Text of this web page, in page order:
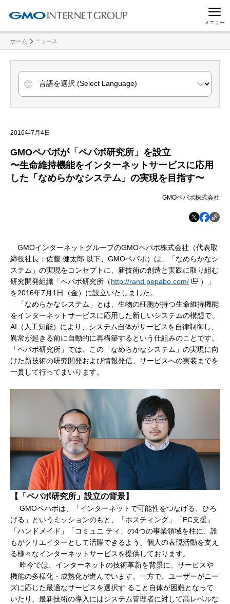
メニュー
ホーム ニュース
2016年7月4日
GMOペパボが「ペパボ研究所」を設立
〜生命維持機能をインターネットサービスに応用
した「なめらかなシステム」の実現を目指す〜
GMOペパボ株式会社
GMOインターネットグループのGMOペパボ株式会社（代表取
締役社長：佐藤 健太郎 以下、GMOペパボ）は、「なめらかなシ
ステム」の実現をコンセプトに、新技術の創造と実践に取り組む
研究開発組織「ペパボ研究所（http://rand.pepabo.com/
）」
を2016年7月1日（金）に設立いたしました。
「なめらかなシステム」とは、生物の細胞が持つ生命維持機能
をインターネットサービスに応用した新しいシステムの構想で、
AI（人工知能）により、システム自体がサービスを自律制御し、
異常が起きる前に自動的に再構築するという仕組みのことです。
「ペパボ研究所」では、この「なめらかなシステム」の実現に向
けた新技術の研究開発および情報発信、サービスへの実装までを
一貫して行ってまいります。
【「ペパボ研究所」設立の背景】
GMOペパボは、「インターネットで可能性をつなげる、ひろ
げる」というミッションのもと、「ホスティング」「EC支援」
「ハンドメイド」「コミュニ ティ」の4つの事業領域を柱に、誰
もがクリエイターとして活躍できるよう、個人の表現活動を支え
る様々なインターネットサービスを提供しております。
昨今では、インターネットの技術革新を背景に、サービスや
機能の多様化・成熟化が進んでいます。一方で、ユーザーがニー
ズに応じた最適なサービスを選択す ること自体が困難となって
いたり、最新技術の導入にはシステム管理者に対して高レベルな